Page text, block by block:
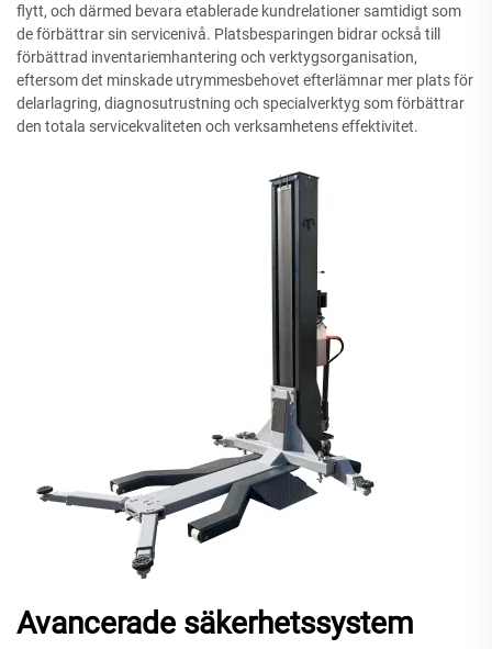
flytt, och därmed bevara etablerade kundrelationer samtidigt som
de förbättrar sin servicenivå. Platsbesparingen bidrar också till
förbättrad inventariemhantering och verktygsorganisation,
eftersom det minskade utrymmesbehovet efterlämnar mer plats för
delarlagring, diagnosutrustning och specialverktyg som förbättrar
den totala servicekvaliteten och verksamhetens effektivitet.
Avancerade säkerhetssystem